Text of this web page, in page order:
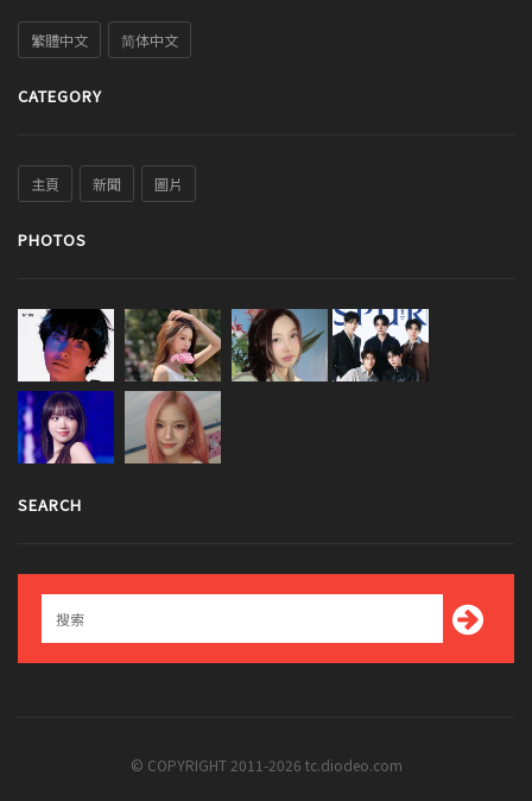
繁體中文 简体中文
CATEGORY
主頁 新聞 圖片
PHOTOS
SEARCH
© COPYRIGHT 2011-2026 tc.diodeo.com